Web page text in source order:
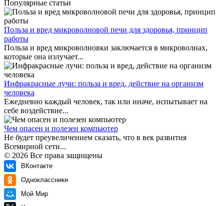
Популярные статьи
Польза и вред микроволновой печи для здоровья, принцип
работы
Польза и вред микроволновки заключается в микроволнах,
которые она излучает...
Инфракрасные лучи: польза и вред, действие на организм
человека
Ежедневно каждый человек, так или иначе, испытывает на
себе воздействие...
Чем опасен и полезен компьютер
Не будет преувеличением сказать, что в век развития
Всемирной сети...
© 2026 Все права защищены
ВКонтакте
Одноклассники
Мой Мир